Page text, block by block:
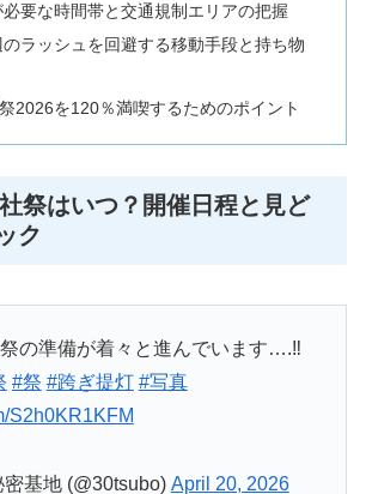
要な時間帯と交通規制エリアの把握
ラッシュを回避する移動手段と持ち物
2026を120％満喫するためのポイント
祭はいつ？開催日程と見ど
ク
の準備が着々と進んでいます….‼︎
#祭 #跨ぎ提灯 #写真
S2h0KR1KFM
基地 (@30tsubo) April 20, 2026